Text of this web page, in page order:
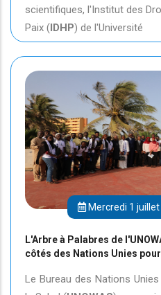
scientifiques, l'Institut des
Paix (IDHP) de l'Université
Mercredi 1
L'Arbre à Palabres de
côtés des Nations Unies
Le Bureau des Nations